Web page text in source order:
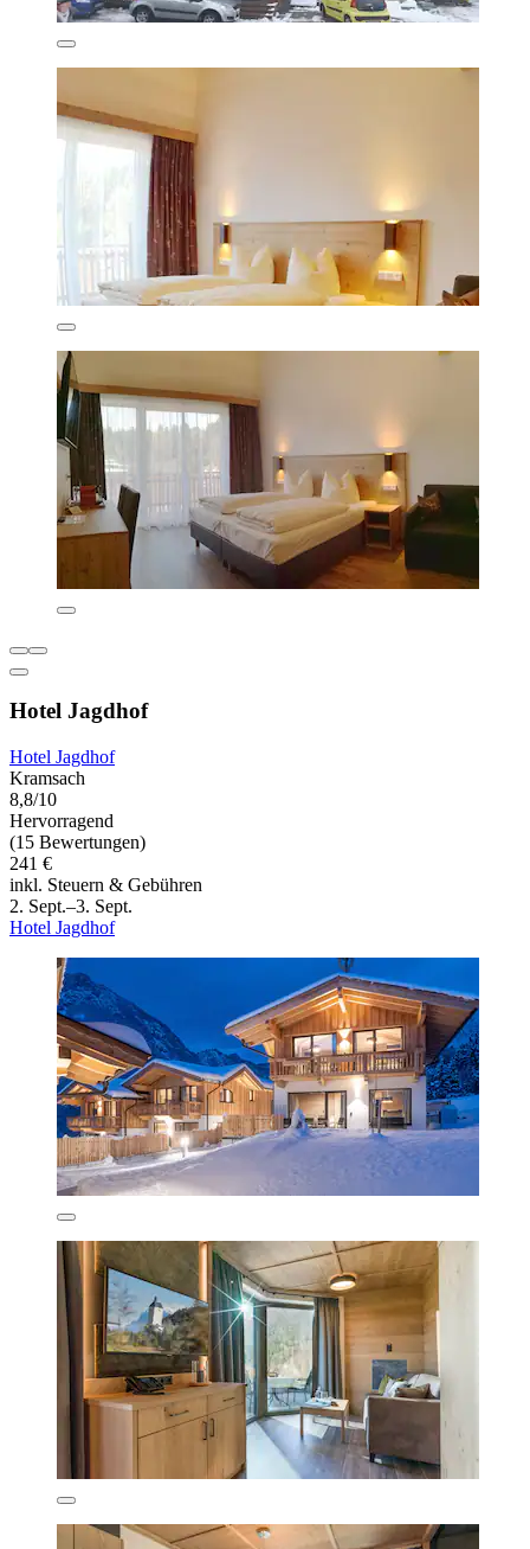
Hotel Jagdhof
Hotel Jagdhof
Kramsach
8,8/10
Hervorragend
(15 Bewertungen)
241 €
inkl. Steuern & Gebühren
2. Sept.–3. Sept.
Hotel Jagdhof